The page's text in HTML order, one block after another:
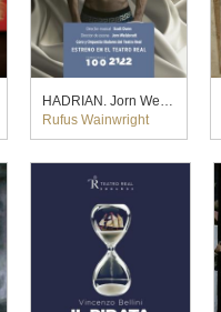
HADRIAN. Jorn Weisbrodt (2022)
Rufus Wainwright